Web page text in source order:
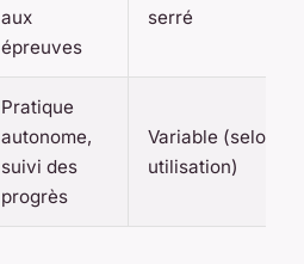
aux
épreuves
serré
Pratique
autonome,
suivi des
progrès
Variable (selon
utilisation)